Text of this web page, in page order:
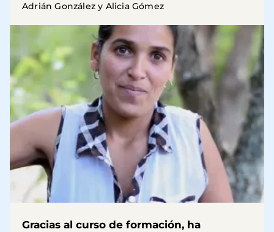
Adrián González y Alicia Gómez
Gracias al curso de formación, ha